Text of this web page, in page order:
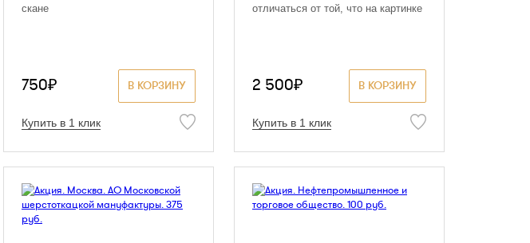
скане
В КОРЗИНУ
750₽
Купить в 1 клик
отличаться от той, что на картинке
В КОРЗИНУ
2 500₽
Купить в 1 клик